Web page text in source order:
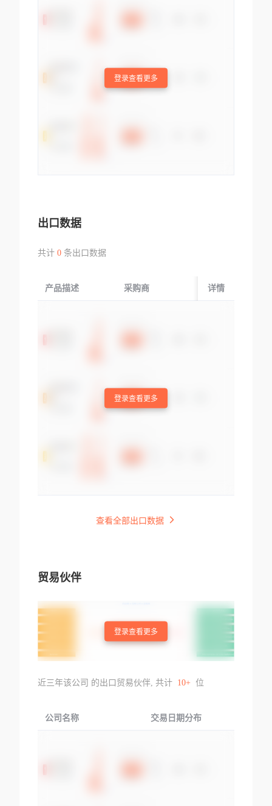
登录查看更多
出口数据
共计 0条出口数据
产品描述 采购商 起运国/地区
详情
登录查看更多
查看全部出口数据
贸易伙伴
登录查看更多
近三年该公司 的出口贸易伙伴, 共计 10+ 位
公司名称 交易日期分布